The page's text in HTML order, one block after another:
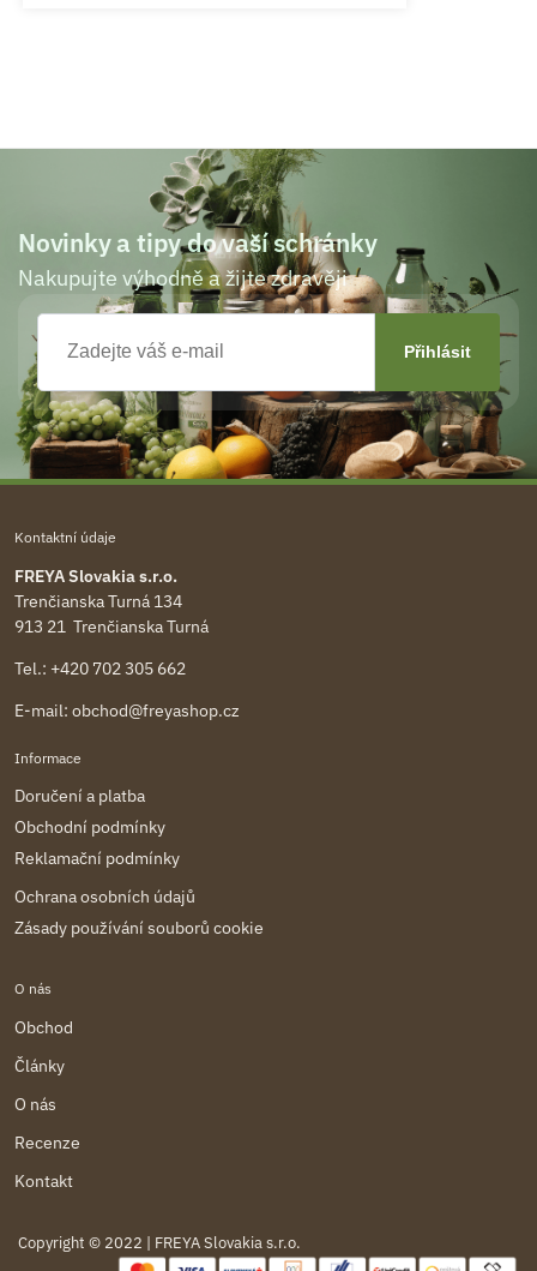
Novinky a tipy do vaší schránky
Nakupujte výhodně a žijte zdravěji
Kontaktní údaje
FREYA Slovakia s.r.o.
Trenčianska Turná 134
913 21 Trenčianska Turná
Tel.: +420 702 305 662
E-mail: obchod@freyashop.cz
Informace
Doručení a platba
Obchodní podmínky
Reklamační podmínky
Ochrana osobních údajů
Zásady používání souborů cookie
O nás
Obchod
Články
O nás
Recenze
Kontakt
Copyright © 2022 | FREYA Slovakia s.r.o.